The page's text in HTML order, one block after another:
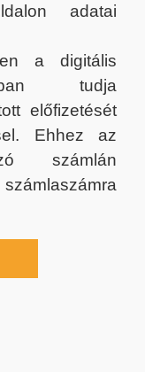
adatai
a digitális
tudja
előfizetését
Ehhez az
számlán